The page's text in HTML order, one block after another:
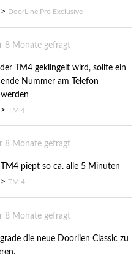
> DoorLine Pro Exclusive
TM4 geklingelt wird, sollte ein
Nummer am Telefon
8 Monate gefragt
> TM 4
piept so ca. alle 5 Minuten
8 Monate gefragt
> TM 4
die neue Doorlien Classic zu
8 Monate gefragt